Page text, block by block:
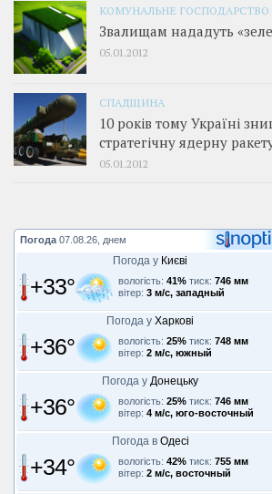
КОМУНАЛЬНЕ ГОСПОДАРСТВО
Звалищам нададуть
05.01.2012
СПАДЩИНА
10 років тому Україні
стратегічну ядерну
05.01.2012
Погода 07.08.26, днем
Погода у Києві
+33° вологість: 41% тиск: 746 мм
вітер: 3 м/с, западный
Погода у Харкові
+36° вологість: 25% тиск: 748 мм
вітер: 2 м/с, южный
Погода у Донецьку
+36° вологість: 25% тиск: 746 мм
вітер: 4 м/с, юго-восточный
Погода в Одесі
+34° вологість: 42% тиск: 755 мм
вітер: 2 м/с, восточный